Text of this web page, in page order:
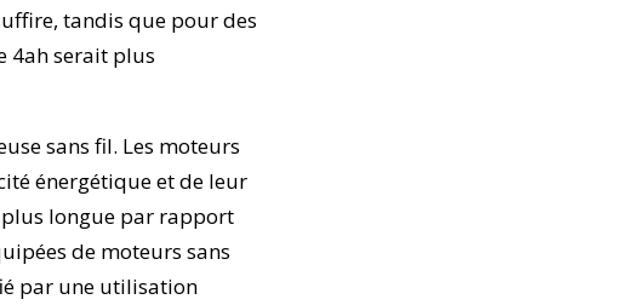
tandis que pour des
4ah serait plus
sans fil. Les moteurs
énergétique et de leur
longue par rapport
de moteurs sans
par une utilisation